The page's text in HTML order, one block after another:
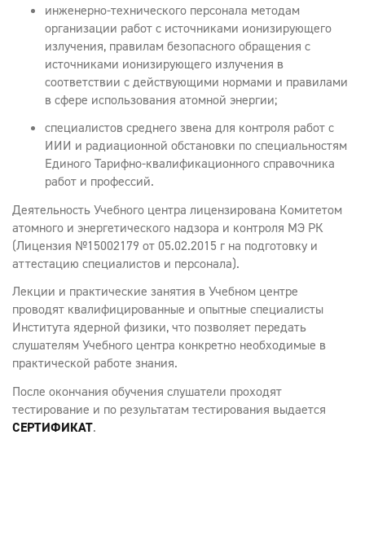
инженерно-технического персонала методам
организации работ с источниками ионизирующего
излучения, правилам безопасного обращения с
источниками ионизирующего излучения в
соответствии с действующими нормами и правилами
в сфере использования атомной энергии;
специалистов среднего звена для контроля работ с
ИИИ и радиационной обстановки по специальностям
Единого Тарифно-квалификационного справочника
работ и профессий.
Деятельность Учебного центра лицензирована Комитетом
атомного и энергетического надзора и контроля МЭ РК
(Лицензия №15002179 от 05.02.2015 г на подготовку и
аттестацию специалистов и персонала).
Лекции и практические занятия в Учебном центре
проводят квалифицированные и опытные специалисты
Института ядерной физики, что позволяет передать
слушателям Учебного центра конкретно необходимые в
практической работе знания.
После окончания обучения слушатели проходят
тестирование и по результатам тестирования выдается
СЕРТИФИКАТ.